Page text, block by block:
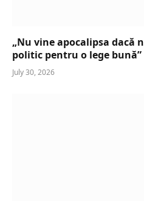
„Nu vine apocalipsa dacă
politic pentru o lege bună”
July 30, 2026